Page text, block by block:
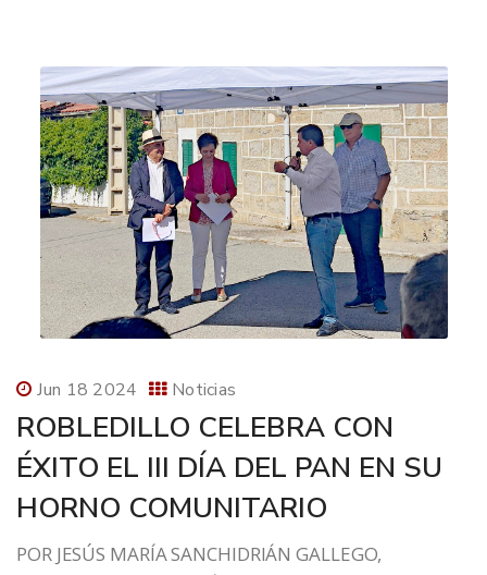
Jun 18 2024 Noticias
ROBLEDILLO CELEBRA CON
ÉXITO EL III DÍA DEL PAN EN SU
HORNO COMUNITARIO
POR JESÚS MARÍA SANCHIDRIÁN GALLEGO,